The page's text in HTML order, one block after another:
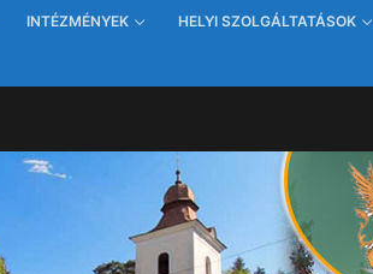
INTÉZMÉNYEK HELYI SZOLGÁLTATÁSOK